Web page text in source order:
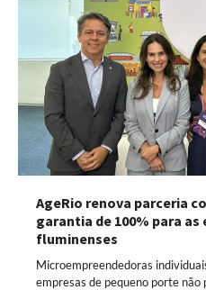
AgeRio renova parceria
garantia de 100% para
fluminenses
Microempreendedoras
empresas de pequeno porte